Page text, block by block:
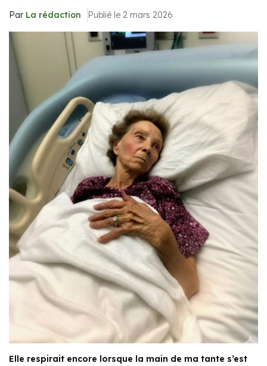
Par La rédaction Publié le 2 mars 2026
Elle respirait encore lorsque la main de ma tante s’est